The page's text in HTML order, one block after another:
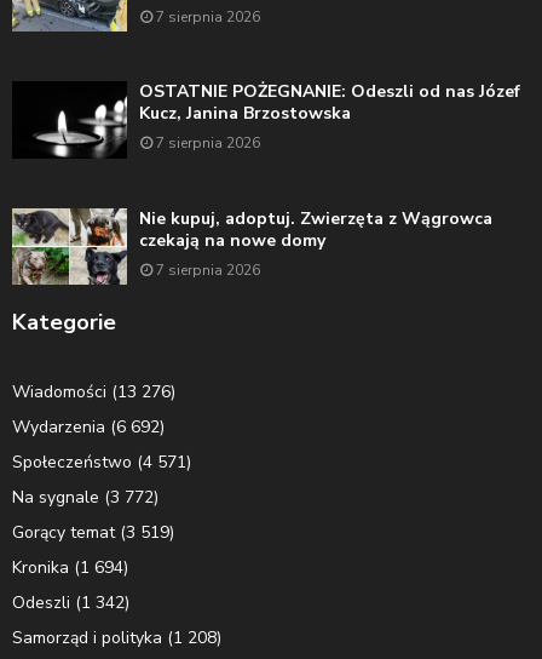
7 sierpnia 2026
OSTATNIE POŻEGNANIE: Odeszli od nas Józef
Kucz, Janina Brzostowska
7 sierpnia 2026
Nie kupuj, adoptuj. Zwierzęta z Wągrowca
czekają na nowe domy
7 sierpnia 2026
Kategorie
Wiadomości (13 276)
Wydarzenia (6 692)
Społeczeństwo (4 571)
Na sygnale (3 772)
Gorący temat(3 519)
Kronika (1 694)
Odeszli (1 342)
Samorząd i polityka (1 208)